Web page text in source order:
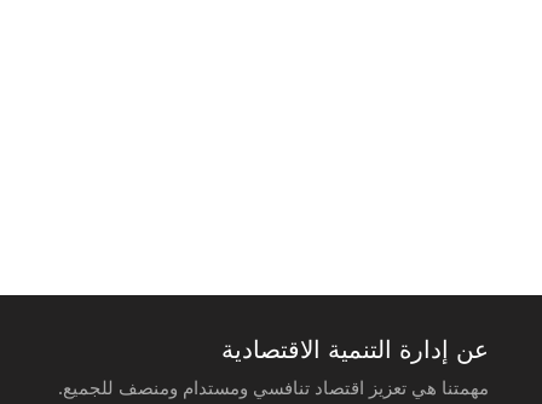
عن إدارة التنمية الاقتصادية
مهمتنا هي تعزيز اقتصاد تنافسي ومستدام ومنصف للجميع.